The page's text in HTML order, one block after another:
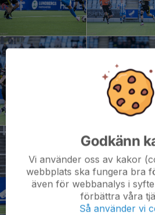
Godkänn
Vi använder oss av kakor
webbplats ska fungera bra
även för webbanalys i
förbättra våra
Så använder vi